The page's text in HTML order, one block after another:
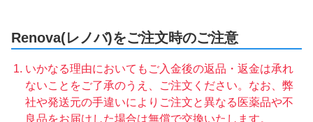
Renova(レノバ)をご注文時のご注意
いかなる理由においてもご入金後の返品・返金は承れ
ないことをご了承のうえ、ご注文ください。なお、弊
社や発送元の手違いによりご注文と異なる医薬品や不
良品をお届けした場合は無償で交換いたします。